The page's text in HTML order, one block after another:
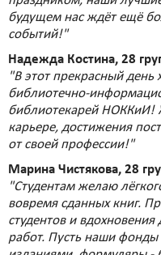
будущем нас ждёт ещё
событий!"
Надежда Костина, 28
"В этот прекрасный день
библиотечно-
библиотекарей НОККиИ!
карьере, достижения
от своей профессии!"
Марина Чистякова, 28
"Студентам желаю
вовремя сданных книг.
студентов и
работ. Пусть наши